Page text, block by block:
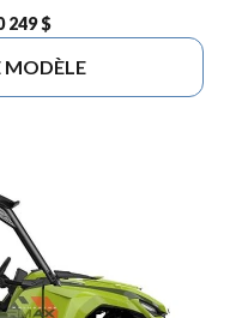
249 $
MODÈLE